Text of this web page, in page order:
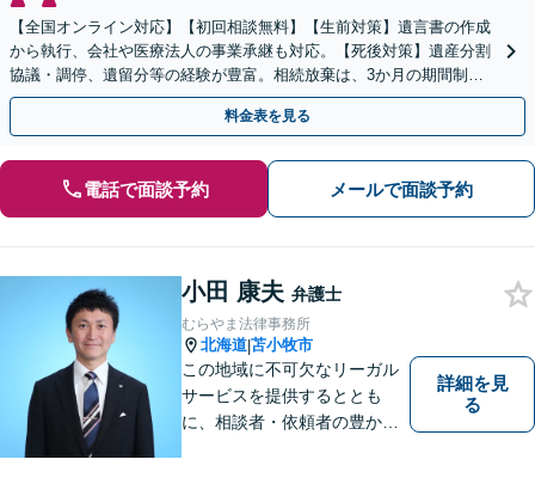
【全国オンライン対応】【初回相談無料】【生前対策】遺言書の作成
から執行、会社や医療法人の事業承継も対応。【死後対策】遺産分割
協議・調停、遺留分等の経験が豊富。相続放棄は、3か月の期間制限
があるため、お早めにご相談ください。【無料駐車場あり】
料金表を見る
電話で面談予約 メールで面談予約
小田 康夫 弁護士
むらやま法律事務所
北海道|苫小牧市
この地域に不可欠なリーガル
サービスを提供するととも
に、相談者・依頼者の豊かな
詳細を見
る